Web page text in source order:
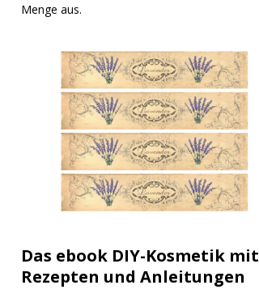
Menge aus.
Das ebook DIY-Kosmetik mit
Rezepten und Anleitungen